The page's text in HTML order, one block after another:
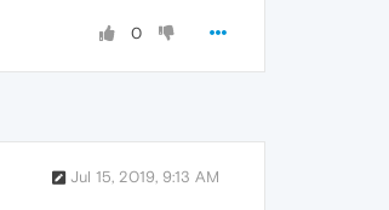
0
Jul 15, 2019, 9:13 AM